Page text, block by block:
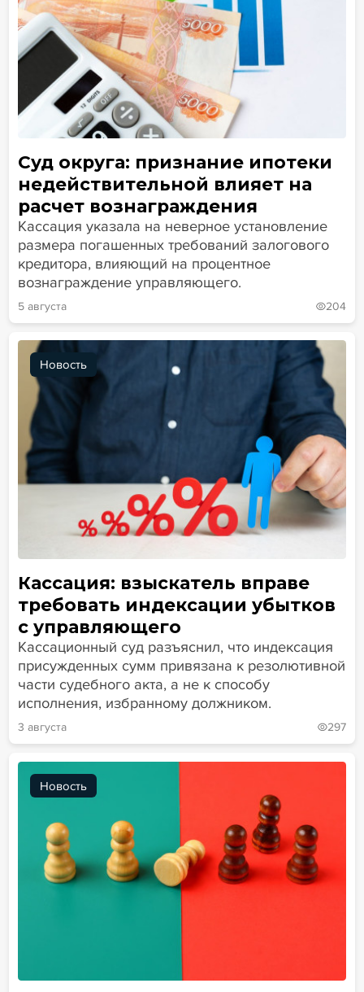
Суд округа: признание ипотеки
недействительной влияет на
расчет вознаграждения
Кассация указала на неверное установление
размера погашенных требований залогового
кредитора, влияющий на процентное
вознаграждение управляющего.
5 августа 204
Новость
Кассация: взыскатель вправе
требовать индексации убытков
с управляющего
Кассационный суд разъяснил, что индексация
присужденных сумм привязана к резолютивной
части судебного акта, а не к способу
исполнения, избранному должником.
3 августа 297
Новость